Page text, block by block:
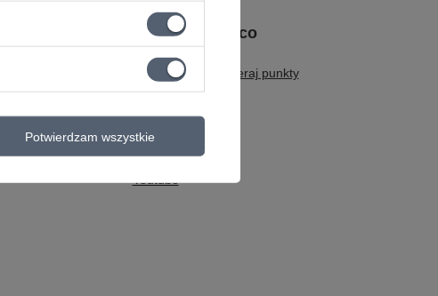
Bądź na bieżąco
Dogitary Club - zbieraj punkty
Facebook
Youtube
Potwierdzam wszystkie